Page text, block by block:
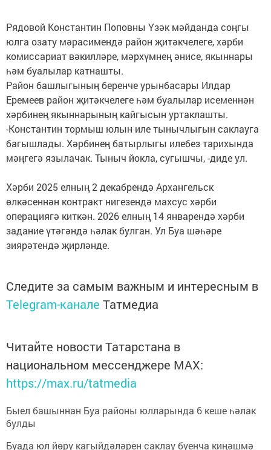
Рядовой Константин Поповны Үзәк мәйданда соңгы
юлга озату мәрасимендә район җитәкчелеге, хәрби
комиссариат вәкилләре, мәрхүмнең әнисе, якыннары
һәм буалылар катнашты.
Район башлыгының беренче урынбасары Илдар
Еремеев район җитәкчелеге һәм буалылар исеменнән
хәрбинең якыннарының кайгысын уртаклашты.
-Константин тормыш юлын иле тынычлыгын саклауга
багышлады. Хәрбинең батырлыгы илебез тарихында
мәңгегә язылачак. Тыныч йокла, сугышчы, -диде ул.
Хәрби 2025 елның 2 декабрендә Архангельск
өлкәсеннән контракт нигезендә махсус хәрби
операциягә киткән. 2026 елның 14 январендә хәрби
задание үтәгәндә һәлак булган. Ул Буа шәһәре
зиярәтендә җирләнде.
Следите за самым важным и интересным в
Telegram-канале Татмедиа
Читайте новости Татарстана в
национальном мессенджере MАХ:
https://max.ru/tatmedia
Быел башыннан Буа районы юлларында 6 кеше һәлак
булды
Буада юл йөрү кагыйдәләрен саклау буенча киңәшмә